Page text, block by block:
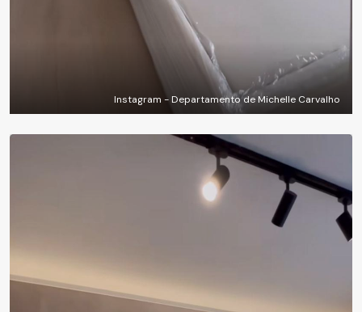
Instagram - Departamento de Michelle Carvalho